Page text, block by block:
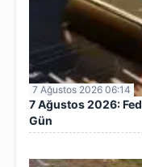
7 Ağustos 2026 06:14
7 Ağustos 2026:
Gün